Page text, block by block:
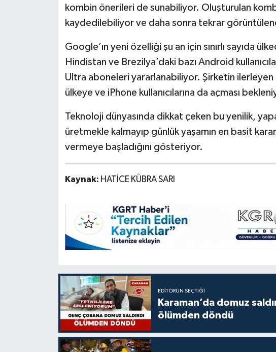
kombin önerileri de sunabiliyor. Oluşturulan
kaydedilebiliyor ve daha sonra tekrar
Google’ın yeni özelliği şu an için sınırlı sayıda
Hindistan ve Brezilya’daki bazı Android
Ultra aboneleri yararlanabiliyor. Şirketin
ülkeye ve iPhone kullanıcılarına da açması
Teknoloji dünyasında dikkat çeken bu yenilik,
üretmekle kalmayıp günlük yaşamın en basit
vermeye başladığını gösteriyor.
Kaynak: HATİCE KÜBRA SARI
EDITÖRÜN SEÇTIĞI
Karaman’da domuz
ölümden döndü